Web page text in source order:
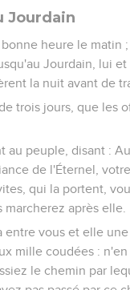
Jourdain
heure le matin
Jourdain, lui et
la nuit avant de
trois jours, que les
au peuple, disant :
de l'Éternel,
qui la portent,
après elle.
entre vous et elle
mille coudées : n'en
le chemin par